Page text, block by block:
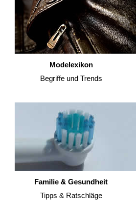
Modelexikon
Begriffe und Trends
Familie & Gesundheit
Tipps & Ratschläge